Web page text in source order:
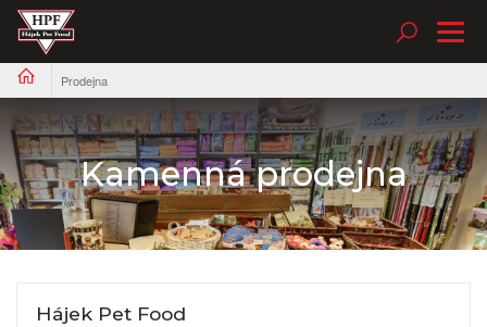
Prodejna
Kamenná prodejna
Hájek Pet Food